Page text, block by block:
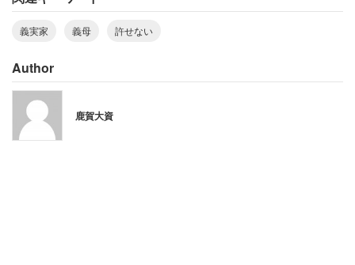
もらっても捨ててしまいたくなる気持ちも分かる。
「うちの子は仕事で疲れているのよ！休みの
時くらいあなたが運転すればいいでしょ！」
義実家 義母 許せない
Author
鹿賀大資